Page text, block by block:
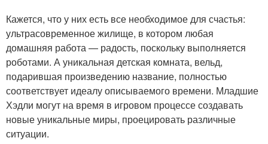
Кажется, что у них есть все необходимое для счастья:
ультрасовременное жилище, в котором любая
домашняя работа — радость, поскольку выполняется
роботами. А уникальная детская комната, вельд,
подарившая произведению название, полностью
соответствует идеалу описываемого времени. Младшие
Хэдли могут на время в игровом процессе создавать
новые уникальные миры, проецировать различные
ситуации.